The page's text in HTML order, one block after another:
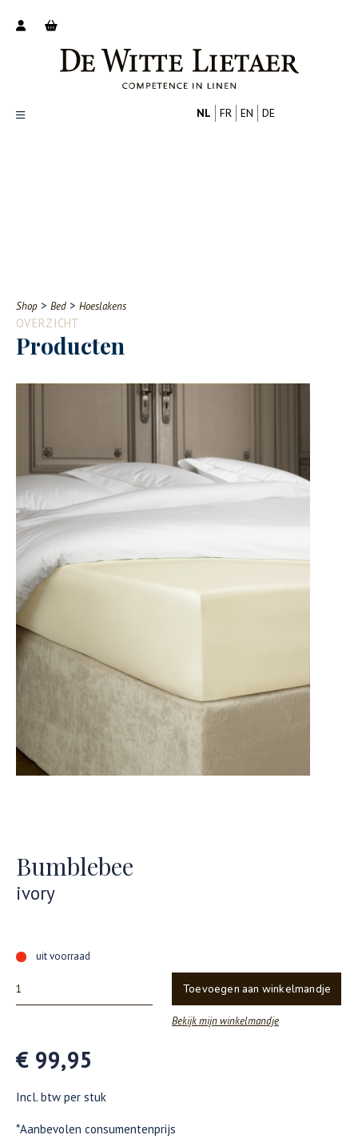
Contact
NL FR EN DE
Shop > Bed > Hoeslakens
OVERZICHT
Producten
Bumblebee
ivory
uit voorraad
Toevoegen aan winkelmandje
Bekijk mijn winkelmandje
€ 99,95
Incl. btw per stuk
*Aanbevolen consumentenprijs